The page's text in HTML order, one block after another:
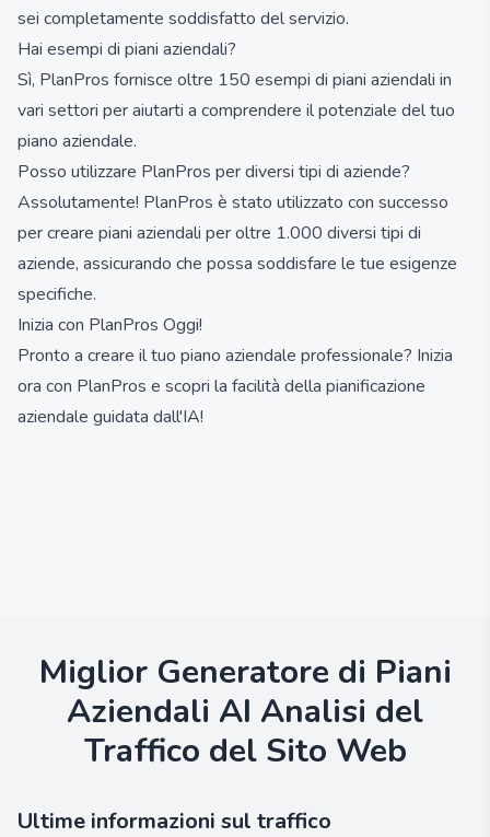
sei completamente soddisfatto del servizio.
Hai esempi di piani aziendali?
Sì, PlanPros fornisce oltre 150 esempi di piani aziendali in
vari settori per aiutarti a comprendere il potenziale del tuo
piano aziendale.
Posso utilizzare PlanPros per diversi tipi di aziende?
Assolutamente! PlanPros è stato utilizzato con successo
per creare piani aziendali per oltre 1.000 diversi tipi di
aziende, assicurando che possa soddisfare le tue esigenze
specifiche.
Inizia con PlanPros Oggi!
Pronto a creare il tuo piano aziendale professionale? Inizia
ora con PlanPros e scopri la facilità della pianificazione
aziendale guidata dall'IA!
Miglior Generatore di Piani
Aziendali AI Analisi del
Traffico del Sito Web
Ultime informazioni sul traffico